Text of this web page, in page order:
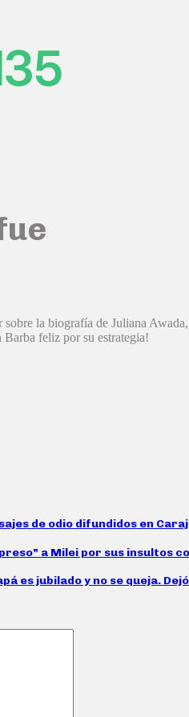
la biografía de Juliana
Barba feliz por su estrategia!
de odio difundidos en
a Milei por sus insultos
es jubilado y no se queja.